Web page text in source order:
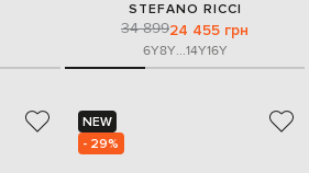
STEFANO RICCI
34 89924 455 грн
6Y8Y...14Y16Y
NEW
- 29%